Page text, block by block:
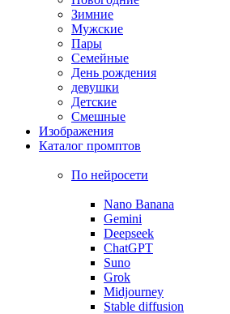
Зимние
Мужские
Пары
Семейные
День рождения
девушки
Детские
Смешные
Изображения
Каталог промптов
По нейросети
Nano Banana
Gemini
Deepseek
ChatGPT
Suno
Grok
Midjourney
Stable diffusion